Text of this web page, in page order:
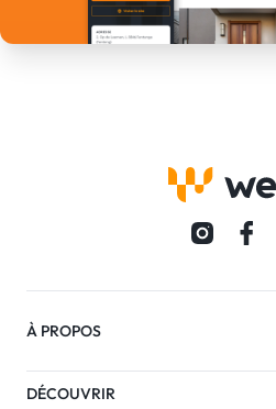
À PROPOS
DÉCOUVRIR